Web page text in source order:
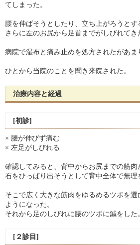
てしまった。
腰を伸ばそうとしたり、立ち上がろうとす
さらに左のお尻から足首までがしびれてき
病院で湿布と痛み止めを処方されたがあま
ひとから当院のことを聞き来院された。
治療内容と経過
[初診]
× 腰が伸びず痛む
× 左足がしびれる
確認してみると、背中からお尻までの筋肉
石をひっぱり出そうとして背中全体で無理
そこで広く大きな筋肉をゆるめるツボを
ようになった。
それから足のしびれに腰のツボに鍼をした。
[２診目]